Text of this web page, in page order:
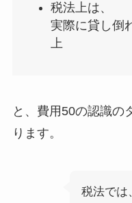
税法上は、
実際に貸し倒
上
と、 費用50の認識の
ります。
税法では